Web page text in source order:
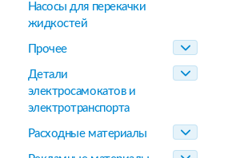
Насосы для перекачки
жидкостей
Прочее
Детали
электросамокатов и
электротранспорта
Расходные материалы